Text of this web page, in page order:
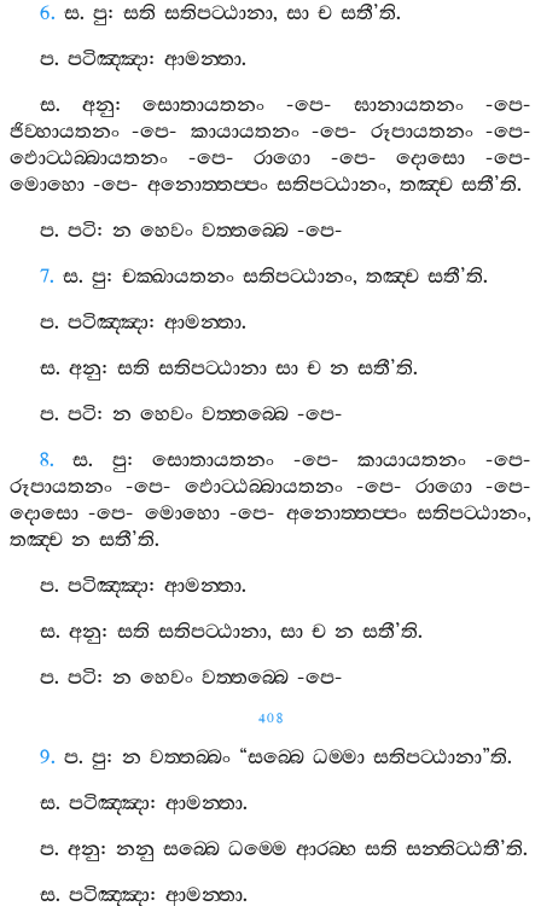
6. ස. පු: සති සතිපට‍්ඨානා, සා ච සතී’ති.
ප. පටිඤ‍්ඤා: ආමන‍්තා.
ස. අනු:සොතායතනං -පෙ-ඝානායතනං -පෙ-
ජිව‍්හායතනං -පෙ- කායායතනං-පෙ- රූපායතනං-පෙ-
ඵොට‍්ඨබ‍්බායතනං -පෙ-රාගො -පෙ-දොසො -පෙ-
මොහො -පෙ- අනොත‍්තප‍්පං සතිපට‍්ඨානං, තඤ‍්ච සතී’ති.
ප. පටි: න හෙවං වත‍්තබ‍්බෙ-පෙ-
7. ස. පු: චක‍්ඛායතනං සතිපට‍්ඨානං, තඤ‍්ච සතී’ති.
ප. පටිඤ‍්ඤා: ආමන‍්තා.
ස. අනු: සති සතිපට‍්ඨානා සා ච න සතී’ති.
ප. පටි: න හෙවං වත‍්තබ‍්බෙ-පෙ-
8.
ස. පු:සොතායතනං -පෙ-කායායතනං -පෙ-
රූපායතනං -පෙ- ඵොට‍්ඨබ‍්බායතනං -පෙ- රාගො -පෙ-
දොසො -පෙ- මොහො-පෙ- අනොත‍්තප‍්පං සතිපට‍්ඨානං,
තඤ‍්ච න සතී’ති.
ප. පටිඤ‍්ඤා: ආමන‍්තා.
ස. අනු: සති සතිපට‍්ඨානා, සා ච න සතී’ති.
ප. පටි: න හෙවං වත‍්තබ‍්බෙ-පෙ-
408
9. ප. පු: න වත‍්තබ‍්බං“සබ‍්බෙ ධම‍්මා සතිපට‍්ඨානා”ති.
ස. පටිඤ‍්ඤා: ආමන‍්තා.
ප. අනු: නනු සබ‍්බෙ ධම‍්මෙ ආරබ‍්භ සති සන‍්තිට‍්ඨතී’ති.
ස. පටිඤ‍්ඤා: ආමන‍්තා.